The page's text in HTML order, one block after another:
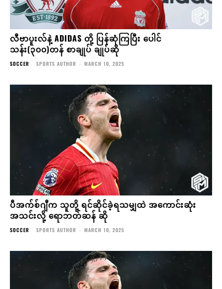
လီဗာပူးလ်နဲ့ ADIDAS တို့ ပြန်ဆုံကြပြီး ပေါင်
သန်း(၃၀၀)တန် စာချုပ် ချုပ်ဆို
SOCCER SPORTS AUTHOR - MARCH 10, 2025
ပီအက်စ်ဂျီက သူတို့ ရင်ဆိုင်ခဲ့ရသမျှထဲ အကောင်းဆုံး
အသင်းလို့ ရောဘတ်ဆန် ဆို
SOCCER SPORTS AUTHOR - MARCH 10, 2025